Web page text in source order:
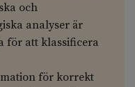
och
analyser är
för att klassificera
för korrekt